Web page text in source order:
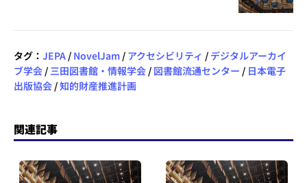
タグ： JEPA / NovelJam / アクセシビリティ / デジタルアーカイ
ブ学会 / 三田図書館・情報学会 / 図書館流通センター / 日本電子
出版協会 /知的財産推進計画
関連記事